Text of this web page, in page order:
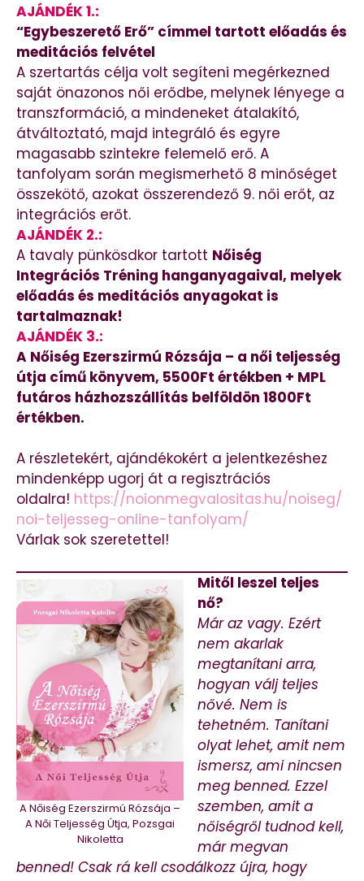
AJÁNDÉK 1.:
“Egybeszerető Erő” címmel tartott előadás és
meditációs felvétel
A szertartás célja volt segíteni megérkezned
saját önazonos női erődbe, melynek lényege a
transzformáció, a mindeneket átalakító,
átváltoztató, majd integráló és egyre
magasabb szintekre felemelő erő. A
tanfolyam során megismerhető 8 minőséget
összekötő, azokat összerendező 9. női erőt, az
integrációs erőt.
AJÁNDÉK 2.:
A tavaly pünkösdkor tartott Nőiség
Integrációs Tréning hanganyagaival, melyek
előadás és meditációs anyagokat is
tartalmaznak!
AJÁNDÉK 3.:
A Nőiség Ezerszirmú Rózsája – a női teljesség
útja című könyvem, 5500Ft értékben + MPL
futáros házhozszállítás belföldön 1800Ft
értékben.
A részletekért, ajándékokért a jelentkezéshez
mindenképp ugorj át a regisztrációs
oldalra! https://noionmegvalositas.hu/noiseg/
noi-teljesseg-online-tanfolyam/
Várlak sok szeretettel!
A Nőiség Ezerszirmú Rózsája –
A Női Teljesség Útja, Pozsgai
Nikoletta
Mitől leszel teljes
nő?
Már az vagy. Ezért
nem akarlak
megtanítani arra,
hogyan válj teljes
nővé. Nem is
tehetném. Tanítani
olyat lehet, amit nem
ismersz, ami nincsen
meg benned. Ezzel
szemben, amit a
nőiségről tudnod kell,
már megvan
benned! Csak rá kell csodálkozz újra, hogy